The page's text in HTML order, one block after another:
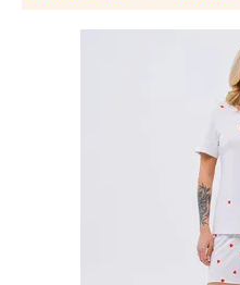
Большая